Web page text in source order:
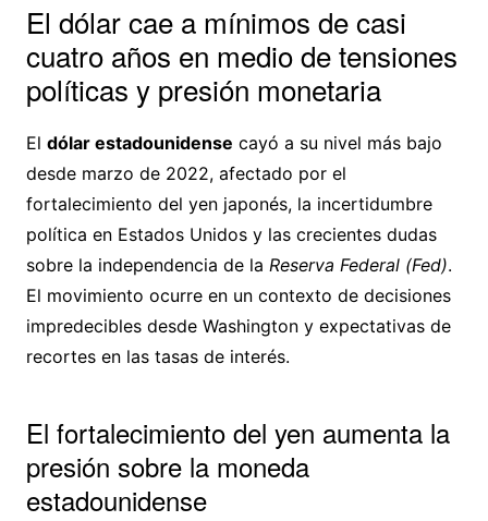
El dólar cae a mínimos de casi
cuatro años en medio de tensiones
políticas y presión monetaria
El dólar estadounidense cayó a su nivel más bajo
desde marzo de 2022, afectado por el
fortalecimiento del yen japonés, la incertidumbre
política en Estados Unidos y las crecientes dudas
sobre la independencia de la Reserva Federal (Fed).
El movimiento ocurre en un contexto de decisiones
impredecibles desde Washington y expectativas de
recortes en las tasas de interés.
El fortalecimiento del yen aumenta la
presión sobre la moneda
estadounidense